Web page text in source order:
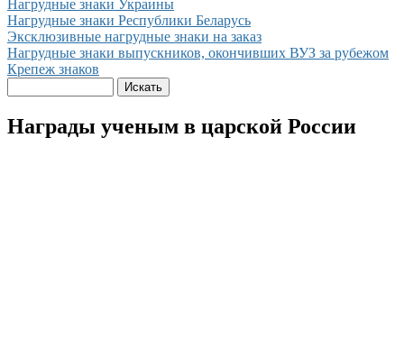
Нагрудные знаки Украины
Нагрудные знаки Республики Беларусь
Эксклюзивные нагрудные знаки на заказ
Нагрудные знаки выпускников, окончивших ВУЗ за рубежом
Крепеж знаков
Награды ученым в царской России